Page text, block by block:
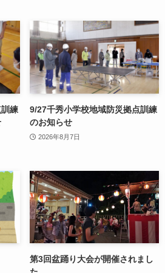
練
9/27千秀小学校地域防災拠点訓練
のお知らせ
2026年8月7日
第3回盆踊り大会が開催されまし